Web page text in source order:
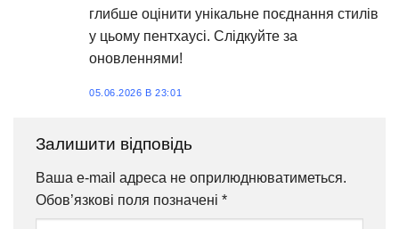
глибше оцінити унікальне поєднання стилів
у цьому пентхаусі. Слідкуйте за
оновленнями!
05.06.2026 В 23:01
Залишити відповідь
Ваша e-mail адреса не оприлюднюватиметься.
Обов’язкові поля позначені *